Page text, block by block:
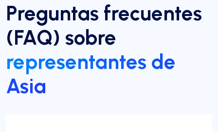
Preguntas frecuentes
(FAQ) sobre
representantes de
Asia